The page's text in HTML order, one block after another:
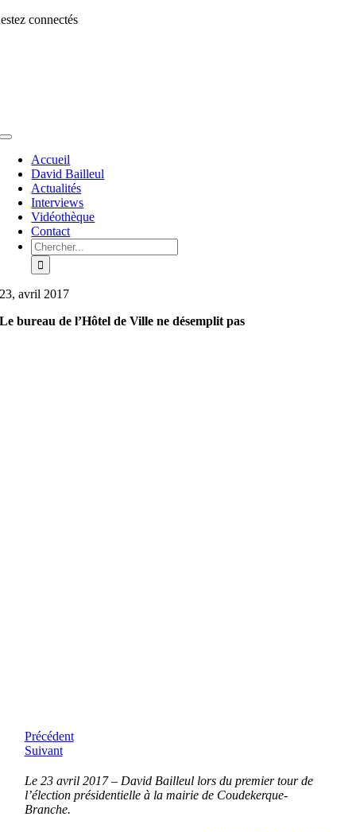
Allerconnectés
Toggle
NavigationAccueil
David Bailleul
Actualités
Interviews
Vidéothèque
Contact
Rechercher:
23, avril 2017
Le bureau de l’Hôtel de Ville ne désemplit pas
Précédent
Suivant
Le 23 avril 2017 – David Bailleul lors du premier tour de
l’élection présidentielle à la mairie de Coudekerque-
Branche.